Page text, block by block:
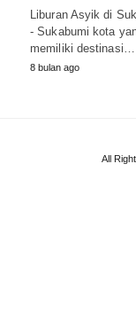
Liburan Asyik di
- Sukabumi kota
memiliki destinasi…
8 bulan ago
All